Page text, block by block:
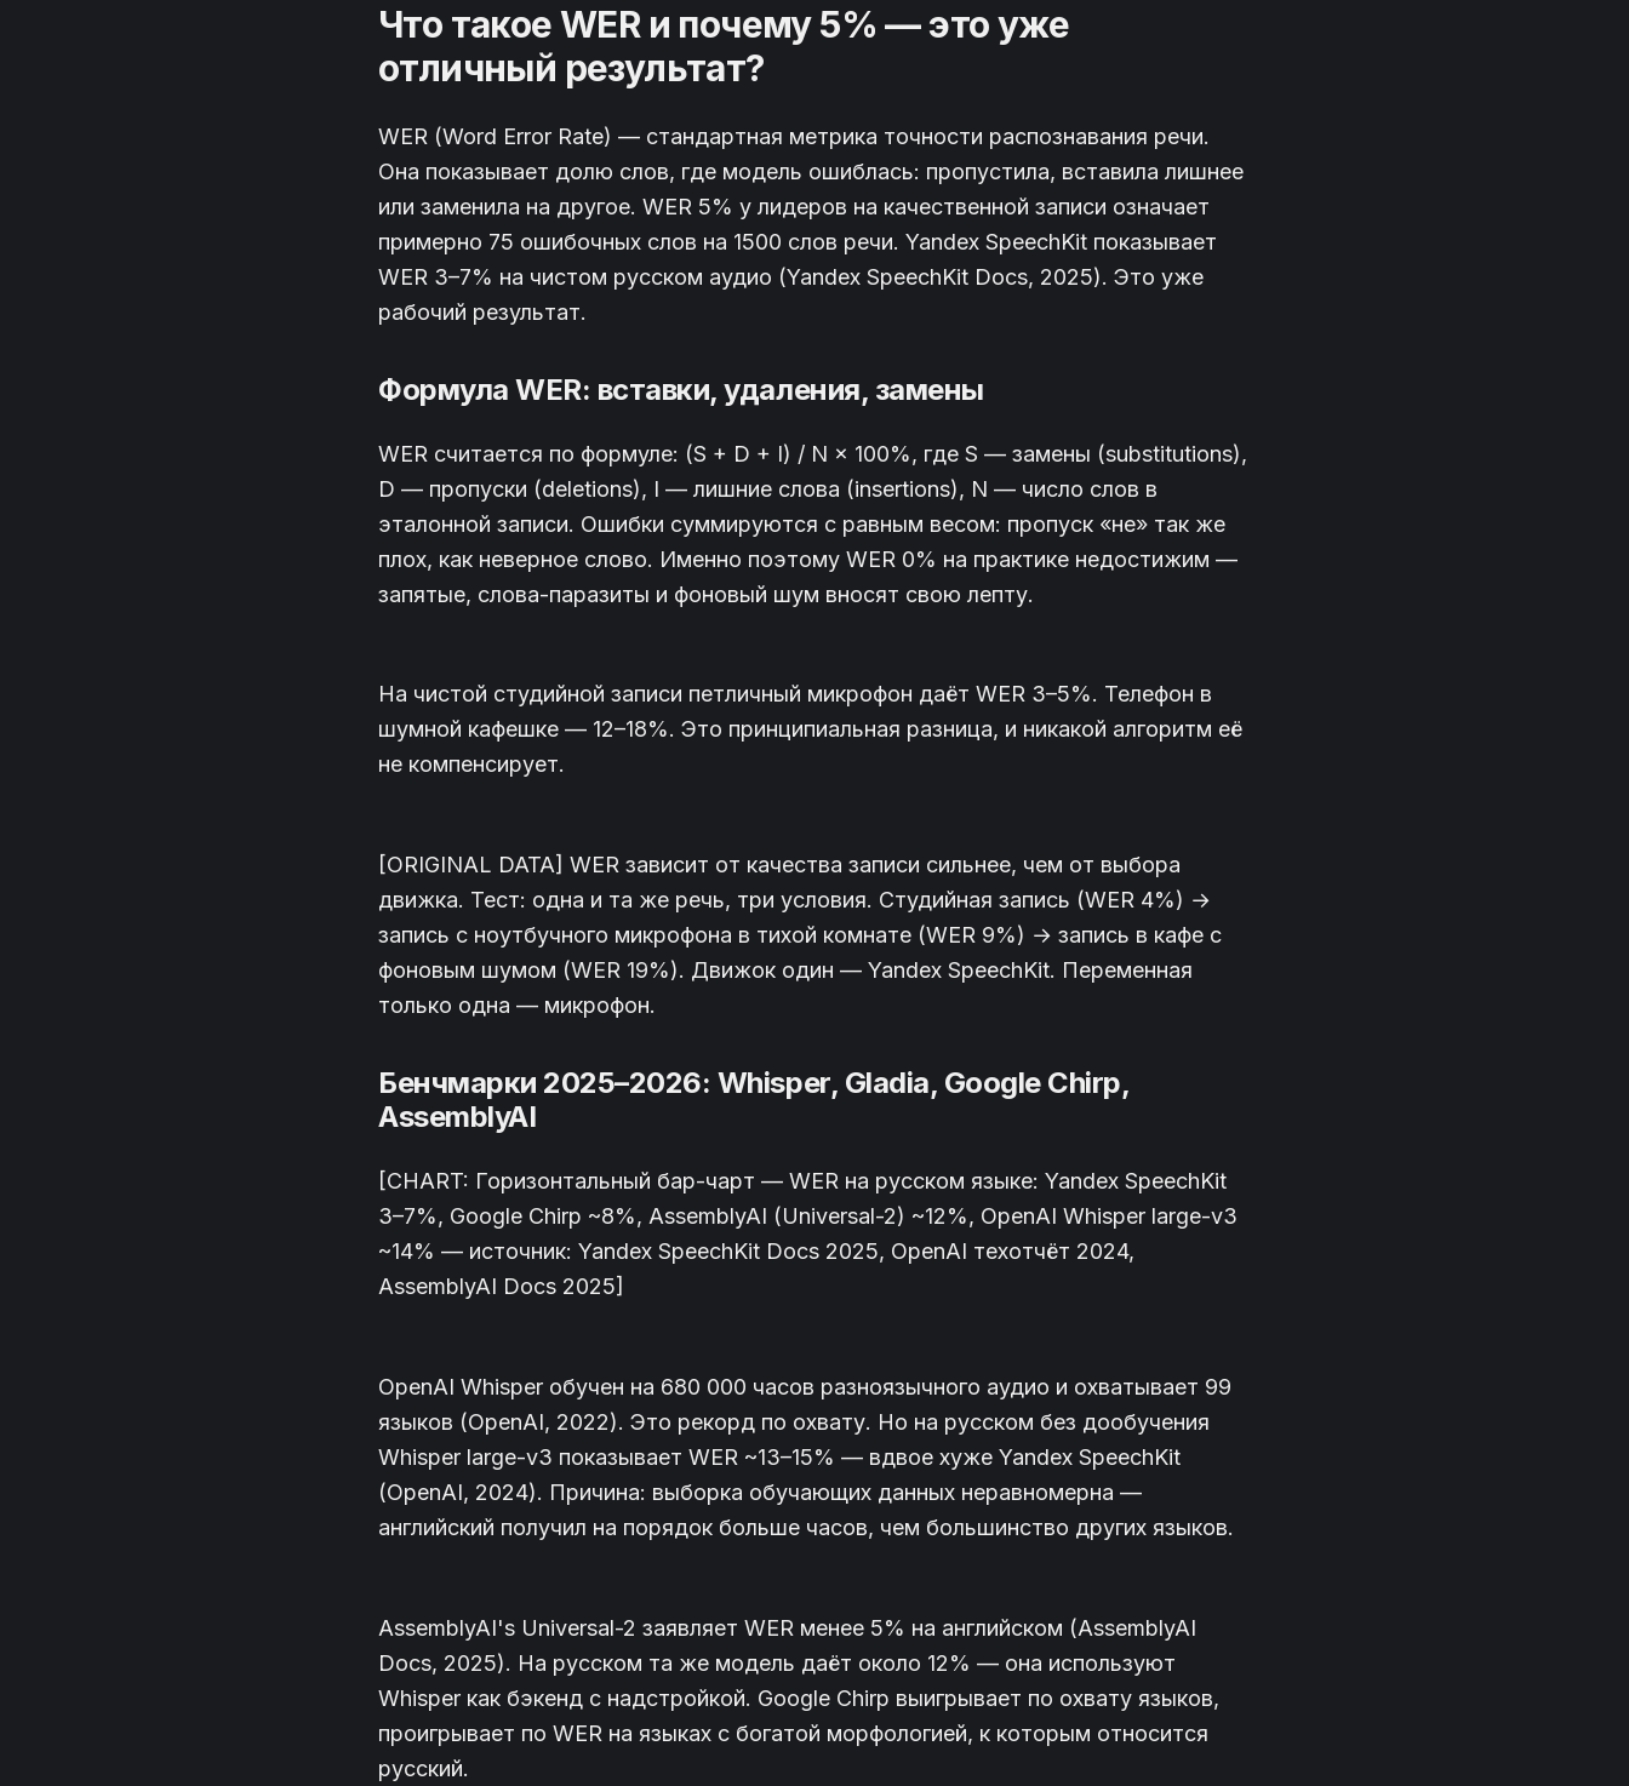
Что такое WER и почему 5% — это уже
отличный результат?
WER (Word Error Rate) — стандартная метрика точности распознавания речи.
Она показывает долю слов, где модель ошиблась: пропустила, вставила лишнее
или заменила на другое. WER 5% у лидеров на качественной записи означает
примерно 75 ошибочных слов на 1500 слов речи. Yandex SpeechKit показывает
WER 3–7% на чистом русском аудио (Yandex SpeechKit Docs, 2025). Это уже
рабочий результат.
Формула WER: вставки, удаления, замены
WER считается по формуле: (S + D + I) / N × 100%, где S — замены (substitutions),
D — пропуски (deletions), I — лишние слова (insertions), N — число слов в
эталонной записи. Ошибки суммируются с равным весом: пропуск «не» так же
плох, как неверное слово. Именно поэтому WER 0% на практике недостижим —
запятые, слова-паразиты и фоновый шум вносят свою лепту.
На чистой студийной записи петличный микрофон даёт WER 3–5%. Телефон в
шумной кафешке — 12–18%. Это принципиальная разница, и никакой алгоритм её
не компенсирует.
[ORIGINAL DATA] WER зависит от качества записи сильнее, чем от выбора
движка. Тест: одна и та же речь, три условия. Студийная запись (WER 4%) →
запись с ноутбучного микрофона в тихой комнате (WER 9%) → запись в кафе с
фоновым шумом (WER 19%). Движок один — Yandex SpeechKit. Переменная
только одна — микрофон.
Бенчмарки 2025–2026: Whisper, Gladia, Google Chirp,
AssemblyAI
[CHART: Горизонтальный бар-чарт — WER на русском языке: Yandex SpeechKit
3–7%, Google Chirp ~8%, AssemblyAI (Universal-2) ~12%, OpenAI Whisper large-v3
~14% — источник: Yandex SpeechKit Docs 2025, OpenAI техотчёт 2024,
AssemblyAI Docs 2025]
OpenAI Whisper обучен на 680 000 часов разноязычного аудио и охватывает 99
языков (OpenAI, 2022). Это рекорд по охвату. Но на русском без дообучения
Whisper large-v3 показывает WER ~13–15% — вдвое хуже Yandex SpeechKit
(OpenAI, 2024). Причина: выборка обучающих данных неравномерна —
английский получил на порядок больше часов, чем большинство других языков.
AssemblyAI's Universal-2 заявляет WER менее 5% на английском (AssemblyAI
Docs, 2025). На русском та же модель даёт около 12% — она используют
Whisper как бэкенд с надстройкой. Google Chirp выигрывает по охвату языков,
проигрывает по WER на языках с богатой морфологией, к которым относится
русский.